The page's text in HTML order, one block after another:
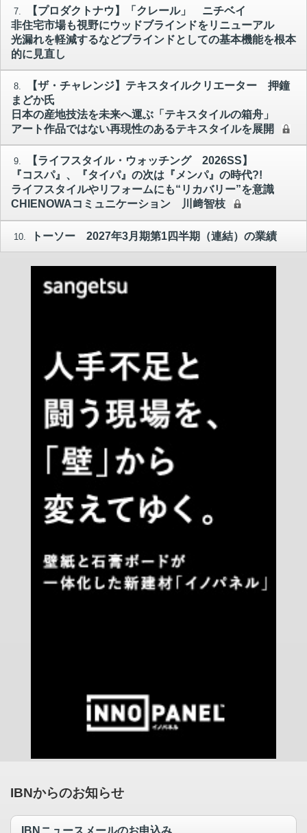
7.
【プロダクトナウ】「クレール」 ニチベイ
非住宅市場も視野にウッドブラインドをリニューアル
光漏れを軽減するなどブラインドとしての基本機能を根本
的に見直し
8.
【ザ・チャレンジ】テキスタイルクリエーター 押鐘
まどか氏
日本の産地技法を未来へ運ぶ「テキスタイルの箱舟」
アート作品ではない再現性のあるテキスタイルを展開
9.
【ライフスタイル・ウォッチング 2026SS】
『コスパ』、『タイパ』の次は『メンパ』の時代?!
ライフスタイルやリフォームにも“リカバリー”を意識
CHIENOWAコミュニケーション 川﨑智枝
10. トーソー 2027年3月期第1四半期（連結）の業績
IBNからのお知らせ